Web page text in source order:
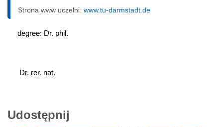
Strona www uczelni: www.tu-darmstadt.de
degree: Dr. phil.
Dr. rer. nat.
Udostępnij